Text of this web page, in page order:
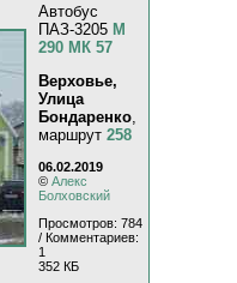
Автобус
ПАЗ-3205 М
290 МК 57
Верховье,
Улица
Бондаренко,
маршрут 258
06.02.2019
© Алекс
Болховский
Просмотров: 784
/ Комментариев:
1
352 КБ